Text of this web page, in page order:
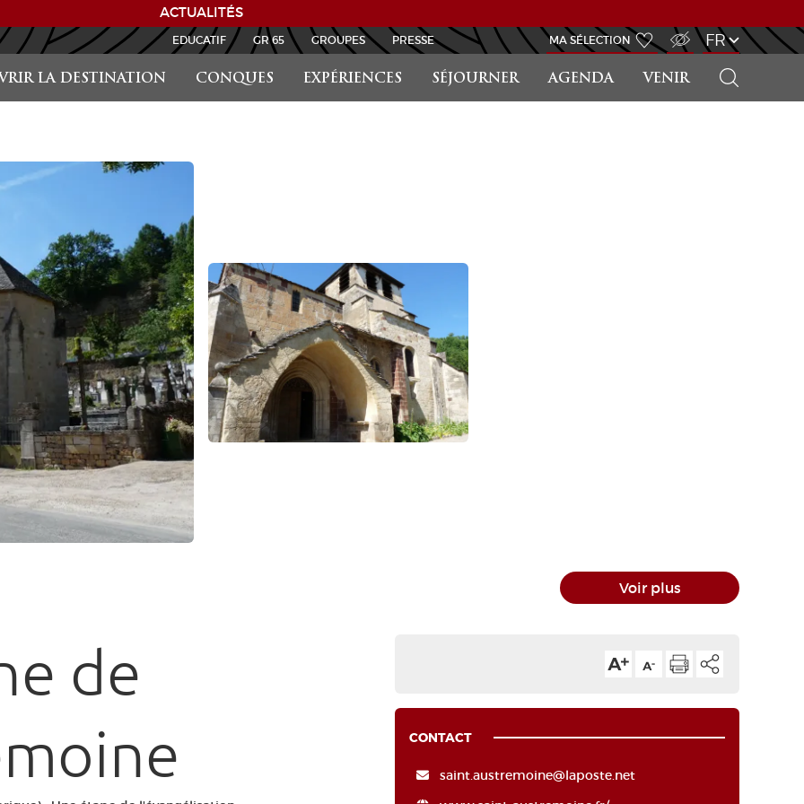
ACTUALITÉS
LA DESTINATION CONQUES EXPÉRIENCES SÉJOURNER AGENDA VENIR
EDUCATIF GR 65 GROUPES PRESSE MA SÉLECTION FR
Voir plus
de
CONTACT
saint.austremoine@laposte.net